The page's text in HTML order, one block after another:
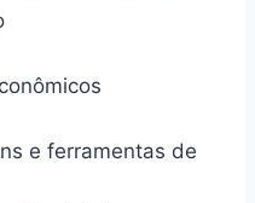
e ferramentas de